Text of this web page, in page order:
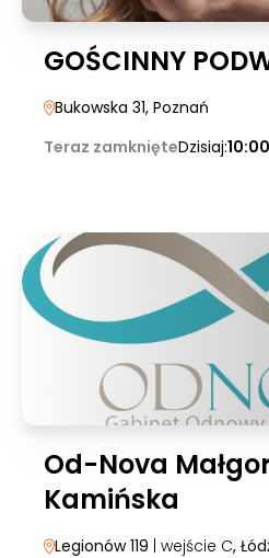
GOŚCINNY
Bukowska 31, Poznań
Teraz zamknięteDzisiaj:
Od-Nova
Kamińska
Legionów 119 | wejście C,